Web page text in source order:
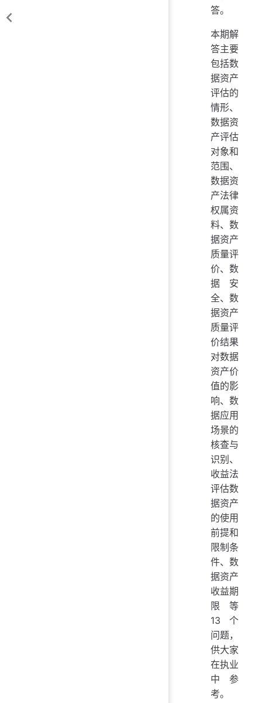
答。
本期解
答主要
包括数
据资产
评估的
情形、
数据资
产评估
对象和
范围、
数据资
产法律
权属资
料、数
据资产
质量评
价、数
据安
全、数
据资产
质量评
价结果
对数据
资产价
值的影
响、数
据应用
场景的
核查与
识别、
收益法
评估数
据资产
的使用
前提和
限制条
件、数
据资产
收益期
限等
13个
问题，
供大家
在执业
中参
考。